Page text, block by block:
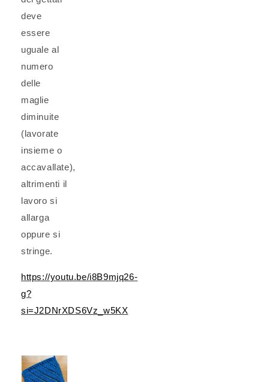
deve
essere
uguale al
numero
delle
maglie
diminuite
(lavorate
insieme o
accavallate),
altrimenti il
lavoro si
allarga
oppure si
stringe.
https://youtu.be/i8B9mjq26-
g?
si=J2DNrXDS6Vz_w5KX